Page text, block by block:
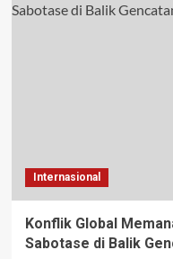
Tembus
Internasional
Konflik Global
Sabotase di Balik